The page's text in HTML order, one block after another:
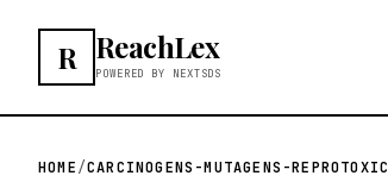
R ReachLex
POWERED BY NEXTSDS
HOME/CARCINOGENS-MUTAGENS-REPROTOXIC